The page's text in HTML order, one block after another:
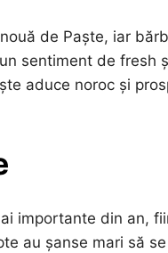
de Paște, iar
sentiment de fresh
aduce noroc și
importante din an,
au șanse mari să